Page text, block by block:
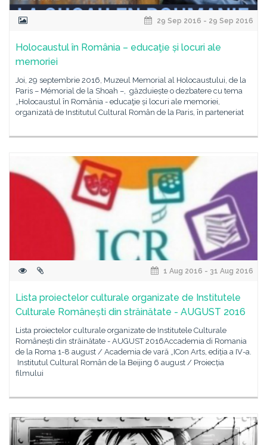
29 Sep 2016 - 29 Sep 2016
Holocaustul în România – educaţie și locuri ale
memoriei
Joi, 29 septembrie 2016, Muzeul Memorial al Holocaustului, de la
Paris – Mémorial de la Shoah –, găzduiește o dezbatere cu tema
„Holocaustul în România - educaţie și locuri ale memoriei,
organizată de Institutul Cultural Român de la Paris, în parteneriat
1 Aug 2016 - 31 Aug 2016
Lista proiectelor culturale organizate de Institutele
Culturale Românești din străinătate - AUGUST 2016
Lista proiectelor culturale organizate de Institutele Culturale
Românești din străinătate - AUGUST 2016Accademia di Romania
de la Roma 1-8 august / Academia de vară „ICon Arts, ediția a IV-a.
Institutul Cultural Român de la Beijing 6 august / Proiecția
filmului